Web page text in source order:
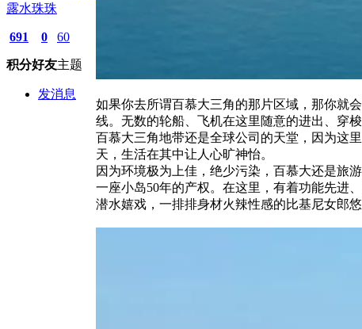
露水珠珠
691
积分
0
好友
60
主题
发消息
如果你去所谓百慕大三角的那片区域，那你就
线。无数的轮船、飞机在这里随意的进出、穿
百慕大三角地带还是全球公司的天堂，因为这
天，生活在其中让人心旷神怡。
因为环境极为上佳，绝少污染，百慕大还是旅
一座小岛50年的产权。在这里，有着功能先进
潜水嬉戏，一排排身材火辣性感的比基尼女郎悠